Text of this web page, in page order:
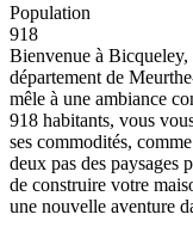
Population
918
Bienvenue à Bicqueley,
département de
mêle à une ambiance
918 habitants, vous
ses commodités,
deux pas des paysages
de construire votre
une nouvelle aventure